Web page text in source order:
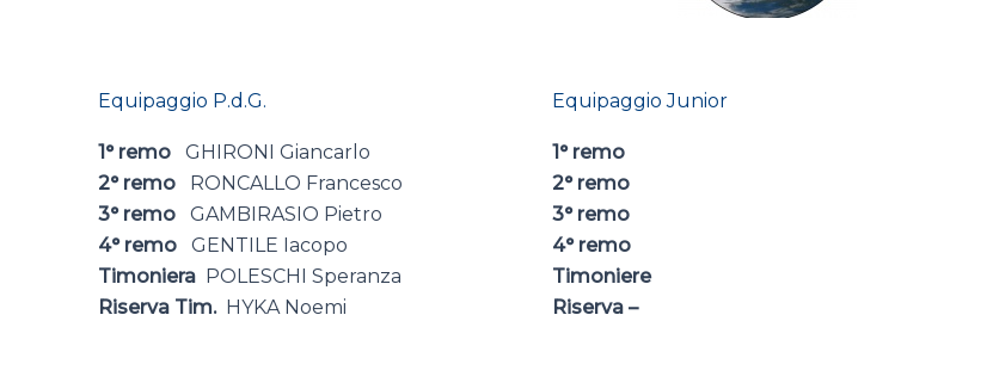
Equipaggio P.d.G.
1° remo GHIRONI Giancarlo
2° remo RONCALLO Francesco
3° remo GAMBIRASIO Pietro
4° remo GENTILE Iacopo
Timoniera POLESCHI Speranza
Riserva Tim. HYKA Noemi
Equipaggio Junior
1° remo
2° remo
3° remo
4° remo
Timoniere
Riserva –